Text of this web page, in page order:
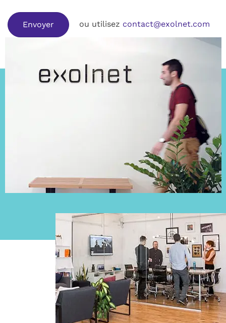
Envoyer ou utilisez contact@exolnet.com